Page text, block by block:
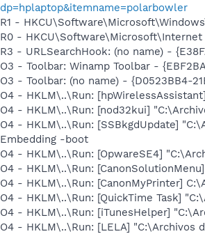
dp=hplaptop&itemname=polarbowler
R1 -
R0 - HKCU\Software\Microsoft\Internet
R3 - URLSearchHook: (no name) -
O3 - Toolbar: Winamp Toolbar -
O3 - Toolbar: (no name) - {D0523BB4-
O4 - HKLM\..\Run:
O4 - HKLM\..\Run: [nod32kui]
O4 - HKLM\..\Run: [SSBkgdUpdate]
Embedding -boot
O4 - HKLM\..\Run: [OpwareSE4]
O4 - HKLM\..\Run:
O4 - HKLM\..\Run: [CanonMyPrinter]
O4 - HKLM\..\Run: [QuickTime Task]
O4 - HKLM\..\Run: [iTunesHelper]
O4 - HKLM\..\Run: [LELA] "C:\Archivos